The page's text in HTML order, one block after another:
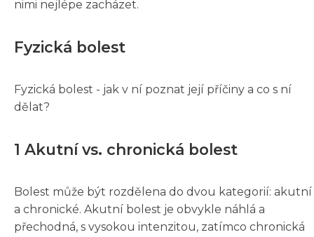
nimi nejlépe zacházet.
Fyzická bolest
Fyzická bolest - jak v ní poznat její příčiny a co s ní
dělat?
1 Akutní vs. chronická bolest
Bolest může být rozdělena do dvou kategorií: akutní
a chronické. Akutní bolest je obvykle náhlá a
přechodná, s vysokou intenzitou, zatímco chronická